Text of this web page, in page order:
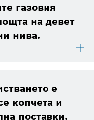
газовия
на девет
нива.
е
копчета и
поставки.